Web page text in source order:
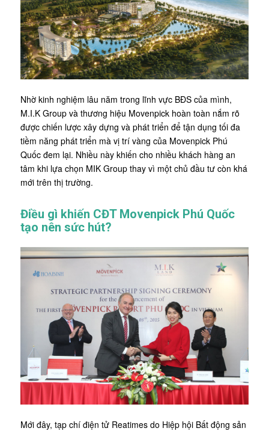
Nhờ kinh nghiệm lâu năm trong lĩnh vực BĐS của mình,
M.I.K Group và thương hiệu Movenpick hoàn toàn nắm rõ
được chiến lược xây dựng và phát triển để tận dụng tối đa
tiềm năng phát triển mà vị trí vàng của Movenpick Phú
Quốc đem lại. Nhiều này khiến cho nhiều khách hàng an
tâm khi lựa chọn MIK Group thay vì một chủ đầu tư còn khá
mới trên thị trường.
Điều gì khiến CĐT Movenpick Phú Quốc
tạo nên sức hút?
Mới đây, tạp chí điện tử Reatimes do Hiệp hội Bất động sản